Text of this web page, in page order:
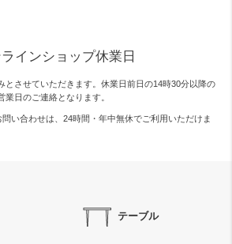
インショップ休業日
とさせていただきます。休業日前日の14時30分以降の
業日のご連絡となります。
い合わせは、 24時間・年中無休でご利用いただけま
テーブル